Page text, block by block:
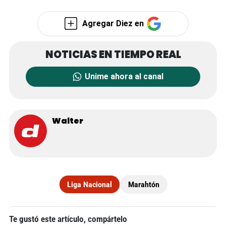
Agregar Diez en
Unime ahora al canal
Walter
Liga Nacional Marahtón
Te gustó este artículo, compártelo